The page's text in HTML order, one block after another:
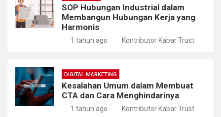
SOP Hubungan Industrial dalam
Membangun Hubungan Kerja yang
Harmonis
1 tahun ago Kontributor Kabar Trust
DIGITAL MARKETING
Kesalahan Umum dalam Membuat
CTA dan Cara Menghindarinya
1 tahun ago Kontributor Kabar Trust